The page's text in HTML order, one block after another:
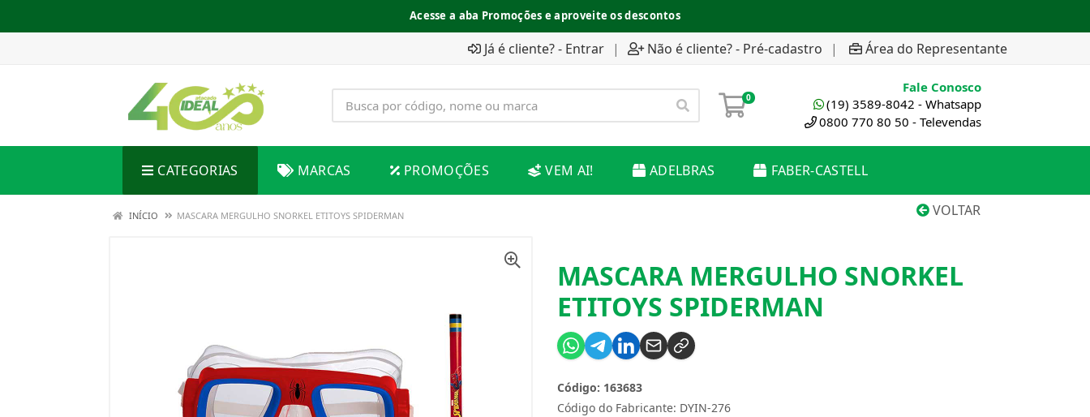
Acesse a aba Promoções e aproveite os descontos
Já é cliente? - Entrar | Não é cliente? - Pré-cadastro | Área do Representante
0
Fale Conosco
(19) 3589-8042 - Whatsapp
0800 770 80 50 - Televendas
CATEGORIAS MARCAS PROMOÇÕES VEM AI! ADELBRAS FABER-CASTELL
VOLTAR
INÍCIO MASCARA MERGULHO SNORKEL ETITOYS SPIDERMAN
MASCARA MERGULHO SNORKEL
ETITOYS SPIDERMAN
Código do Fabricante: DYIN-276
Código: 163683